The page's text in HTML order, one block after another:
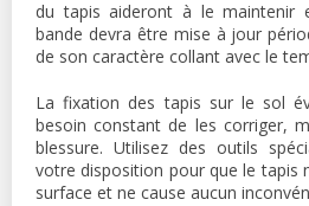
du tapis aideront à le maintenir
bande devra être mise à jour
de son caractère collant avec le
La fixation des tapis sur le sol
besoin constant de les corriger,
blessure. Utilisez des outils
votre disposition pour que le tapis
surface et ne cause aucun